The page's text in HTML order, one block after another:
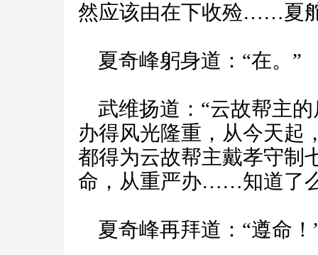
然应该由在下收殓……夏
夏奇峰躬身道：“在。”
武维扬道：“云故帮主
办得风光隆重，从今天起
都得为云故帮主戴孝守制
命，从重严办……知道了
夏奇峰再拜道：“遵命！